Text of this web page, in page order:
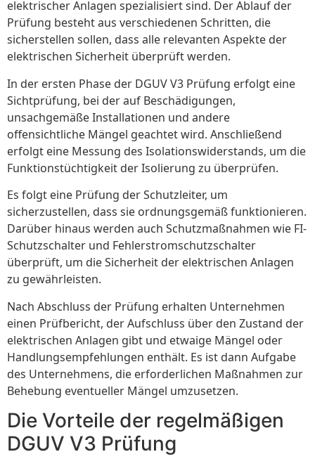
elektrischer Anlagen spezialisiert sind. Der Ablauf der
Prüfung besteht aus verschiedenen Schritten, die
sicherstellen sollen, dass alle relevanten Aspekte der
elektrischen Sicherheit überprüft werden.
In der ersten Phase der DGUV V3 Prüfung erfolgt eine
Sichtprüfung, bei der auf Beschädigungen,
unsachgemäße Installationen und andere
offensichtliche Mängel geachtet wird. Anschließend
erfolgt eine Messung des Isolationswiderstands, um die
Funktionstüchtigkeit der Isolierung zu überprüfen.
Es folgt eine Prüfung der Schutzleiter, um
sicherzustellen, dass sie ordnungsgemäß funktionieren.
Darüber hinaus werden auch Schutzmaßnahmen wie FI-
Schutzschalter und Fehlerstromschutzschalter
überprüft, um die Sicherheit der elektrischen Anlagen
zu gewährleisten.
Nach Abschluss der Prüfung erhalten Unternehmen
einen Prüfbericht, der Aufschluss über den Zustand der
elektrischen Anlagen gibt und etwaige Mängel oder
Handlungsempfehlungen enthält. Es ist dann Aufgabe
des Unternehmens, die erforderlichen Maßnahmen zur
Behebung eventueller Mängel umzusetzen.
Die Vorteile der regelmäßigen
DGUV V3 Prüfung